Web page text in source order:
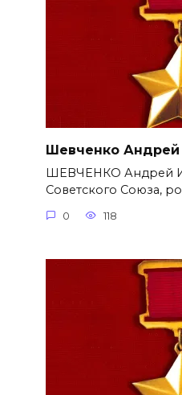
Шевченко Андрей
ШЕВЧЕНКО Андрей
Советского Союза,
0 118